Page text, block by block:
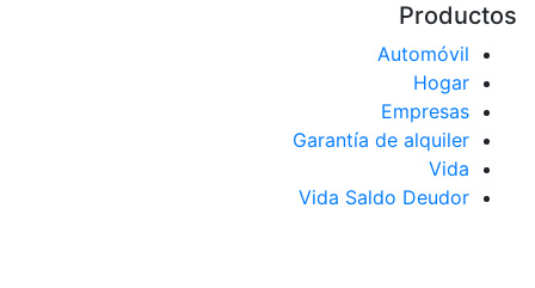
Automóvil
Hogar
Empresas
Garantía de alquiler
Vida
Vida Saldo Deudor